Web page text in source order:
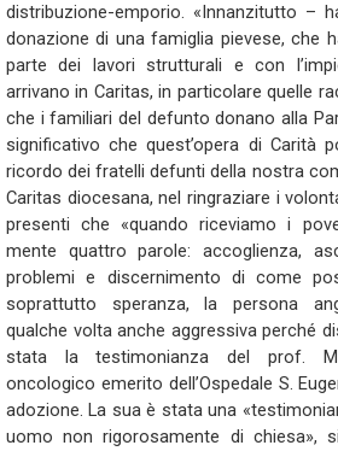
distribuzione-emporio. «Innanzitutto –
donazione di una famiglia pievese, che
parte dei lavori strutturali e con
arrivano in Caritas, in particolare quelle
che i familiari del defunto donano alla
significativo che quest’opera di Carità
ricordo dei fratelli defunti della nostra
Caritas diocesana, nel ringraziare i
presenti che «quando riceviamo i
mente quattro parole: accoglienza,
problemi e discernimento di come
soprattutto speranza, la persona
qualche volta anche aggressiva perché
stata la testimonianza del prof.
oncologico emerito dell’Ospedale S.
adozione. La sua è stata una
uomo non rigorosamente di chiesa»,